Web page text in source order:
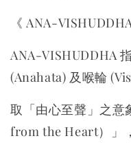
《 ANA-
ANA-VISHUDDHA
(Anahata) 及喉輪
取「由心至聲」之意
from the Heart）」，